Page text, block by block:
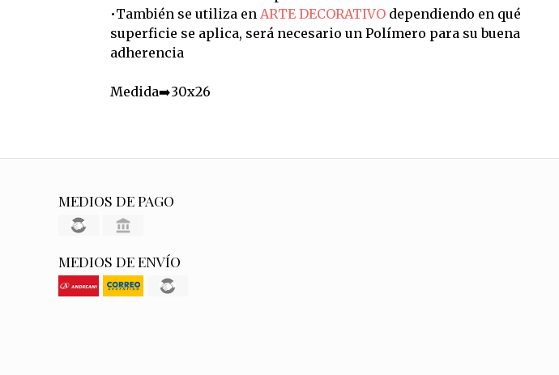
•También se utiliza en ARTE DECORATIVO dependiendo en qué
superficie se aplica, será necesario un Polímero para su buena
adherencia
Medida➡️30x26
MEDIOS DE PAGO
MEDIOS DE ENVÍO